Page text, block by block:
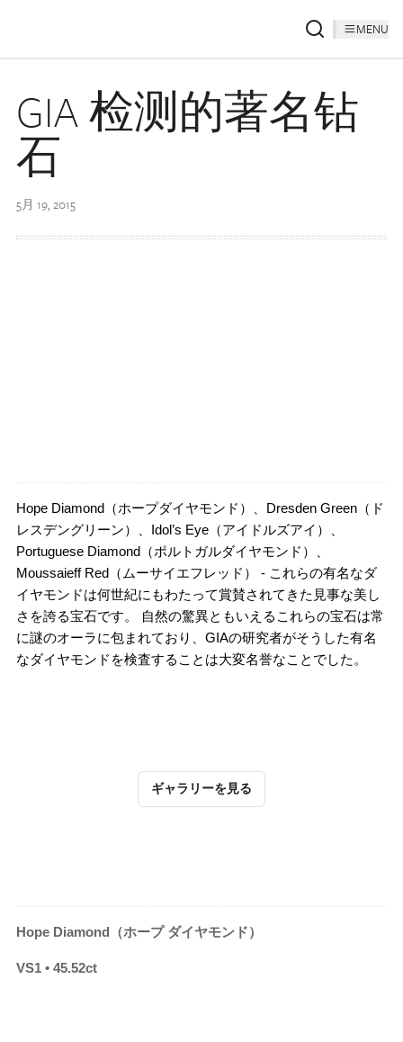
MENU
GIA 检测的著名钻
石
5月 19, 2015
Hope Diamond（ホープダイヤモンド）、Dresden Green（ド
レスデングリーン）、Idol’s Eye（アイドルズアイ）、
Portuguese Diamond（ポルトガルダイヤモンド）、
Moussaieff Red（ムーサイエフレッド） - これらの有名なダ
イヤモンドは何世紀にもわたって賞賛されてきた見事な美し
さを誇る宝石です。 自然の驚異ともいえるこれらの宝石は常
に謎のオーラに包まれており、GIAの研究者がそうした有名
なダイヤモンドを検査することは大変名誉なことでした。
ギャラリーを見る
Hope Diamond（ホープ ダイヤモンド）
VS1 • 45.52ct